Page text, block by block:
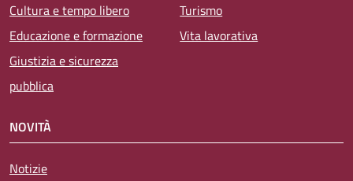
Cultura e tempo libero
Educazione e formazione
Giustizia e sicurezza
pubblica
Turismo
Vita lavorativa
NOVITÀ
Notizie